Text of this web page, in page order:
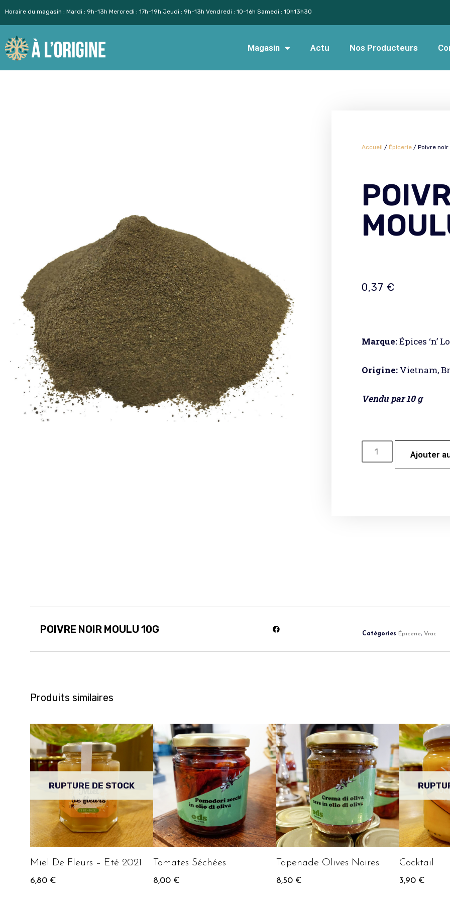
Aller
au
contenu
Horaire du magasin : Mardi : 9h-13h Mercredi : 17h-19h Jeudi : 9h-13h Vendredi : 10-16h Samedi : 10h13h30
Magasin Actu Nos Producteurs
Accueil / Épicerie / Poivre noir
0,37 €
Marque:Épices ‘n’
Origine: Vietnam,
Vendu par 10 g
Ajouter
POIVRE NOIR MOULU 10G Catégories Épicerie, Vrac
Produits similaires
RUPTURE DE STOCK
Miel De Fleurs – Eté 2021
6,80 €
Tomates Séchées
8,00 €
Tapenade Olives Noires
8,50 €
Cocktail
3,90 €